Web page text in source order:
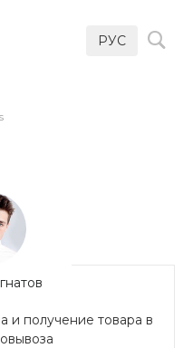
РУС
и получение товара в